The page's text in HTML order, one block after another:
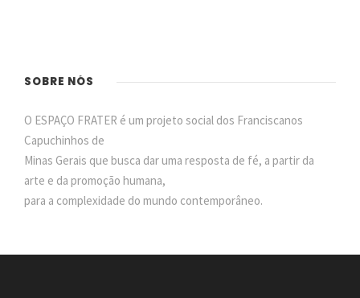
SOBRE NÓS
O ESPAÇO FRATER é um projeto social dos Franciscanos
Capuchinhos de
Minas Gerais que busca dar uma resposta de fé, a partir da
arte e da promoção humana,
para a complexidade do mundo contemporâneo.